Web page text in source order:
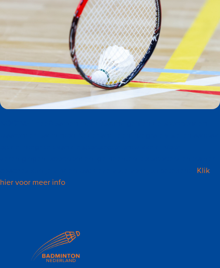
Klik
hier voor meer info